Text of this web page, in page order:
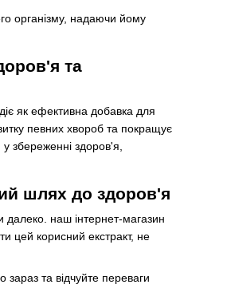
організму, надаючи йому
та
як ефективна добавка для
певних хвороб та покращує
збереженні здоров'я,
шлях до здоров'я
далеко. наш інтернет-магазин
цей корисний екстракт, не
та відчуйте переваги